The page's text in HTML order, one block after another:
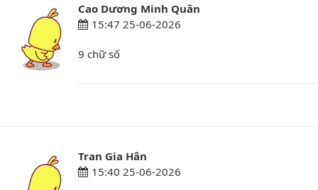
Cao Dương Minh Quân
15:47 25-06-2026
9 chữ số
Tran Gia Hân
15:40 25-06-2026